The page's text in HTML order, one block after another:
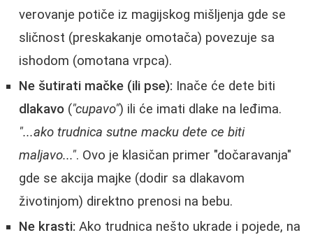
verovanje potiče iz magijskog mišljenja gde se
sličnost (preskakanje omotača) povezuje sa
ishodom (omotana vrpca).
Ne šutirati mačke (ili pse): Inače će dete biti
dlakavo ("cupavo") ili će imati dlake na leđima.
"...ako trudnica sutne macku dete ce biti
maljavo...". Ovo je klasičan primer "dočaravanja"
gde se akcija majke (dodir sa dlakavom
životinjom) direktno prenosi na bebu.
Ne krasti: Ako trudnica nešto ukrade i pojede, na